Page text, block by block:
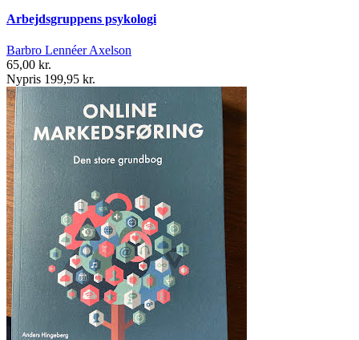
Arbejdsgruppens psykologi
Barbro Lennéer Axelson
65,00 kr.
Nypris 199,95 kr.